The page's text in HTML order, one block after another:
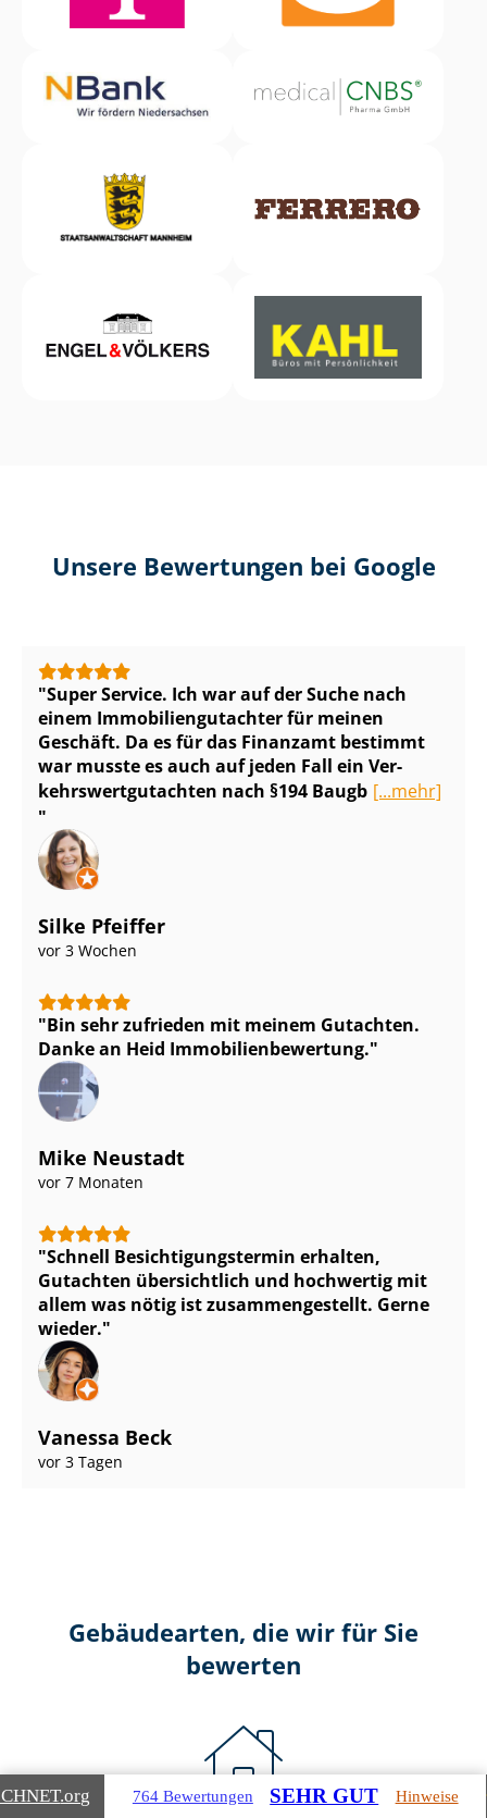
Unsere Bewertungen bei Google
Super Service. Ich war auf der Suche nach
einem Im­mo­bi­li­en­gut­ach­ter für meinen
Geschäft. Da es für das Finanzamt bestimmt
war musste es auch auf jeden Fall ein Ver­
kehrs­wert­gut­ach­ten nach §194 Baugb [...mehr]
Silke Pfeiffer
vor 3 Wochen
Bin sehr zufrieden mit meinem Gutachten.
Danke an Heid Im­mo­bi­li­en­be­wer­tung.
Mike Neustadt
vor 7 Monaten
Schnell Be­sich­ti­gungs­ter­min erhalten,
Gutachten übersichtlich und hochwertig mit
allem was nötig ist zu­sam­men­ge­stellt. Gerne
wieder.
Vanessa Beck
vor 3 Tagen
Gebäudearten, die wir für Sie
bewerten
.org 764 Bewertungen SEHR GUT Hinweise